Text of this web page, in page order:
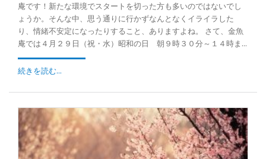
庵です！新たな環境でスタートを切った方も多いのではないでし
ょうか。そんな中、思う通りに行かずなんとなくイライラした
り、情緒不安定になったりすること、ありますよね。 さて、金魚
庵では４月２９日（祝・水）昭和の日 朝９時３０分～１４時ま...
続きを読む...